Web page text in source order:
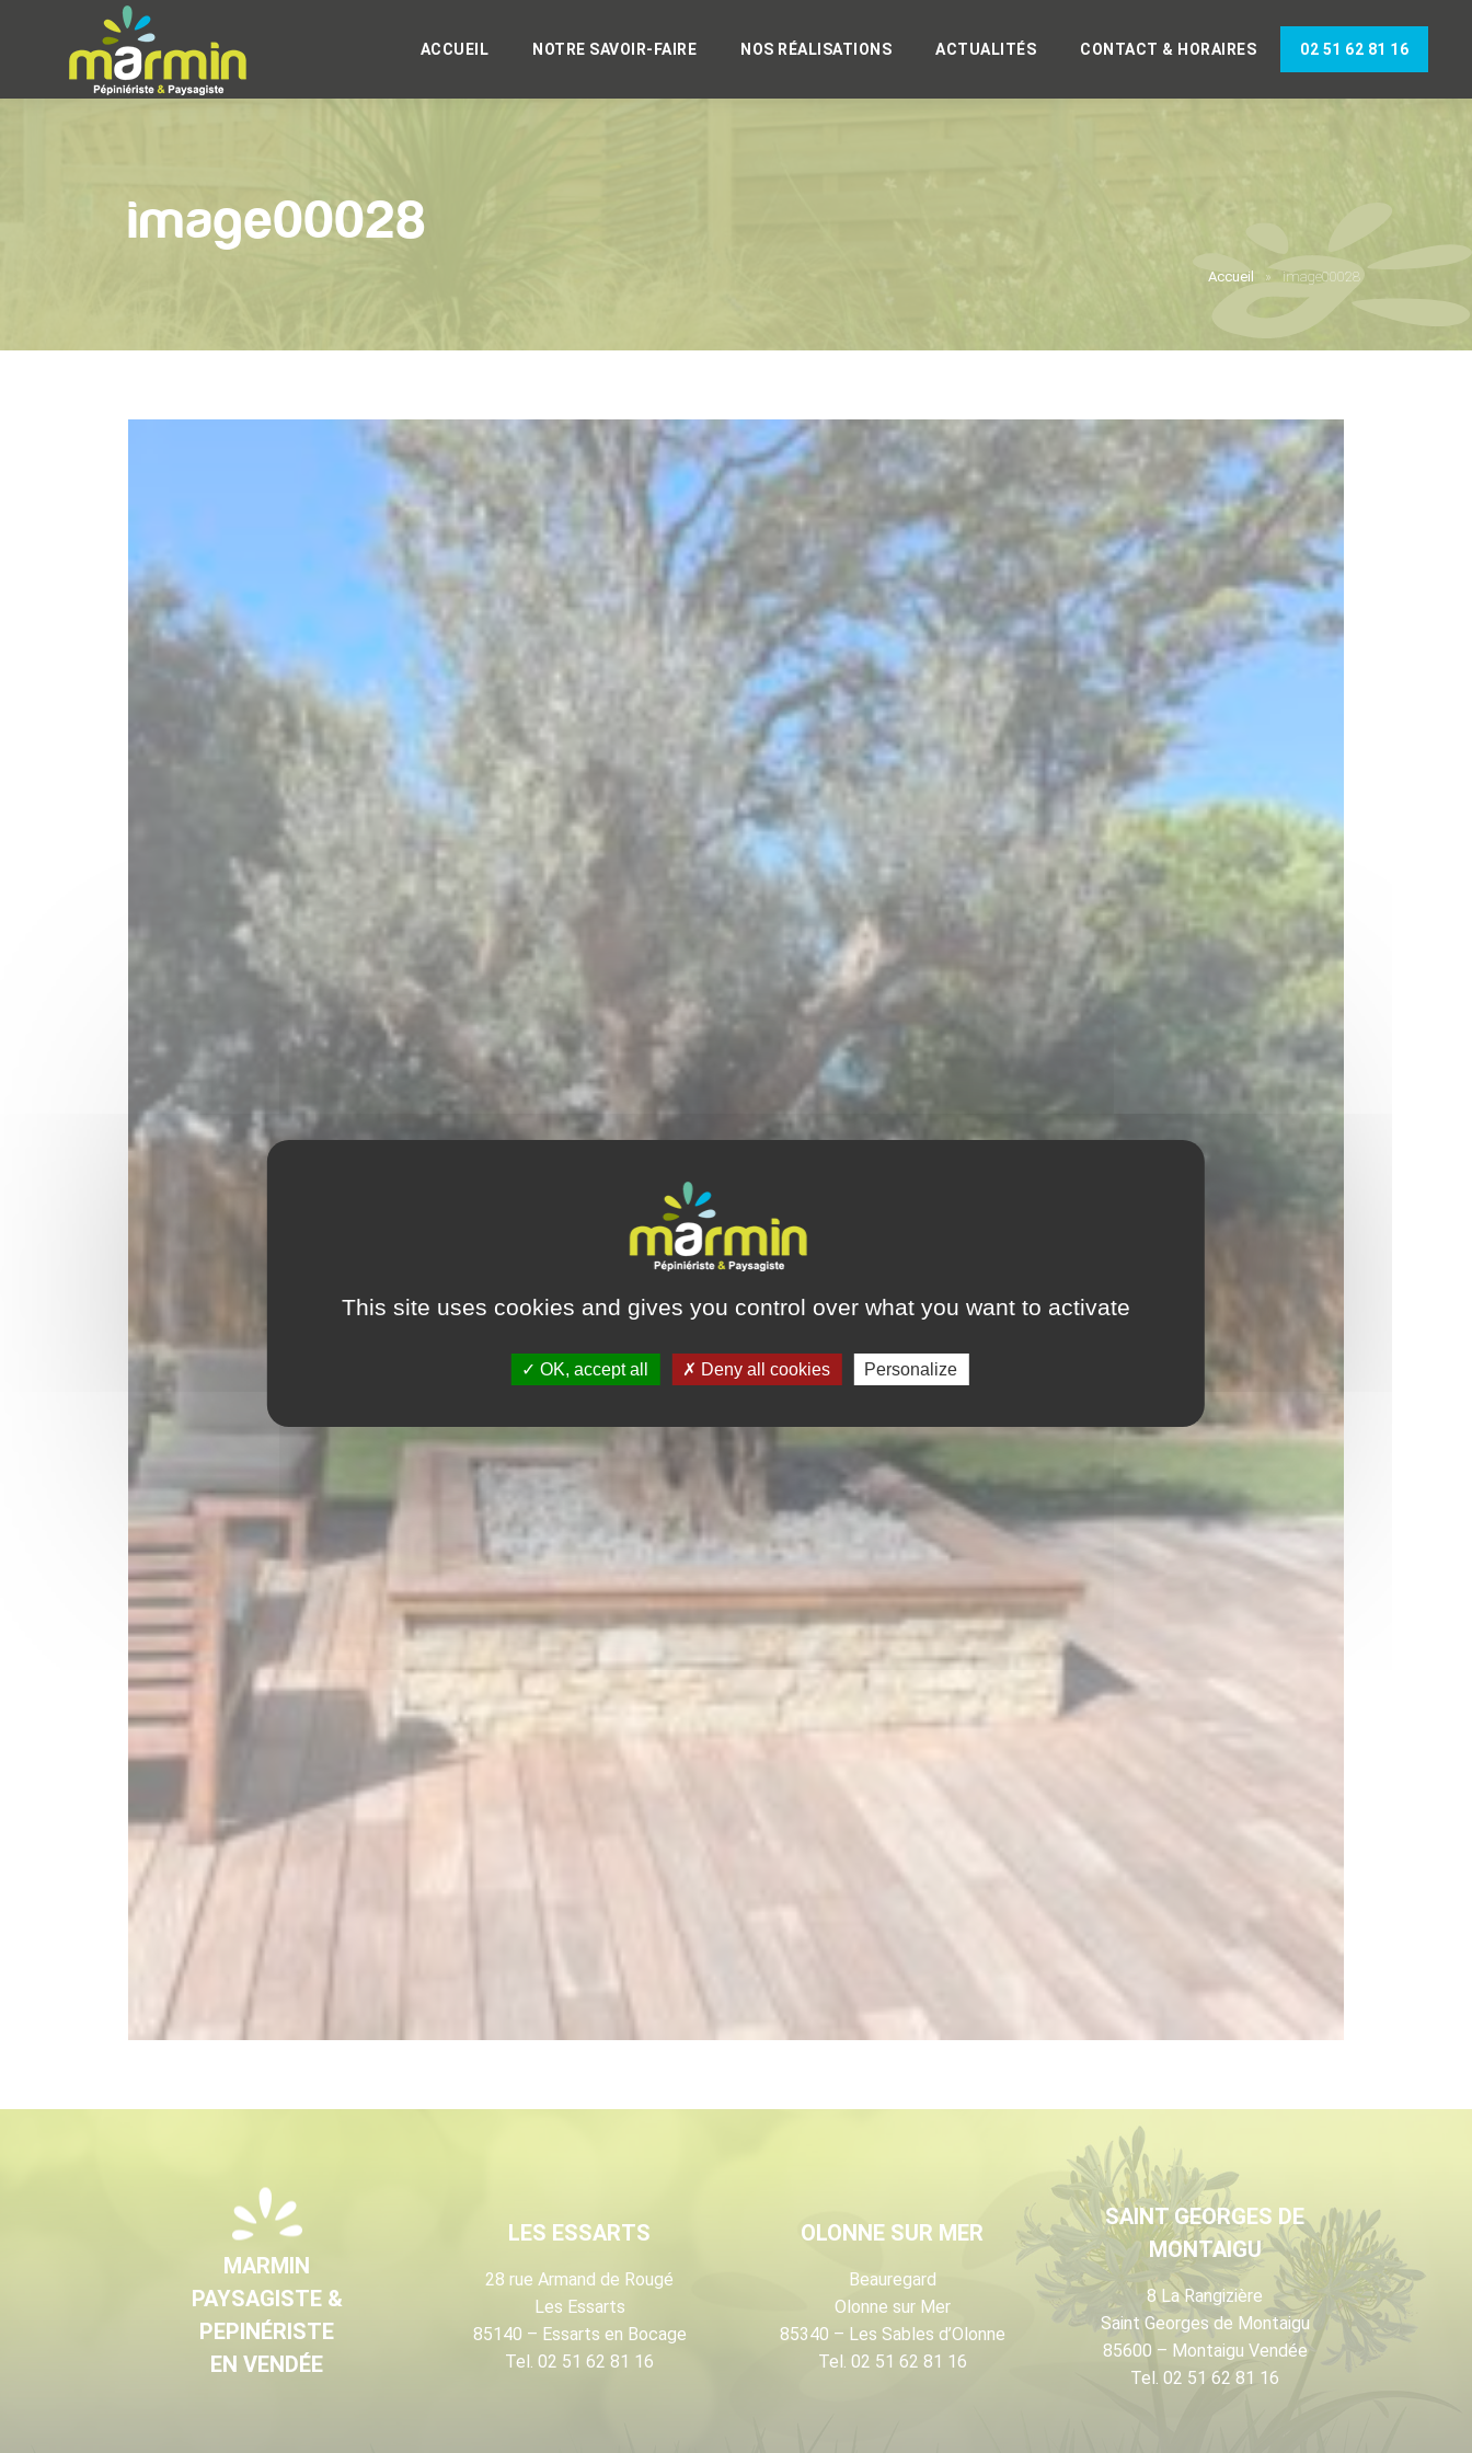
ACCUEIL NOTRE SAVOIR-FAIRE NOS RÉALISATIONS ACTUALITÉS CONTACT & HORAIRES 02 51 62 81 16
image00028
Accueil image00028
MARMIN
PAYSAGISTE &
PEPINÉRISTE
EN VENDÉE
LES ESSARTS
28 rue Armand de Rougé
Les Essarts
85140 – Essarts en Bocage
Tel. 02 51 62 81 16
OLONNE SUR MER
Beauregard
Olonne sur Mer
85340 – Les Sables d’Olonne
Tel. 02 51 62 81 16
SAINT GEORGES DE
MONTAIGU
8 La Rangizière
Saint Georges de Montaigu
85600 – Montaigu Vendée
Tel. 02 51 62 81 16
This site uses cookies and gives you control over what you want to activate
OK, accept all Deny all cookies Personalize